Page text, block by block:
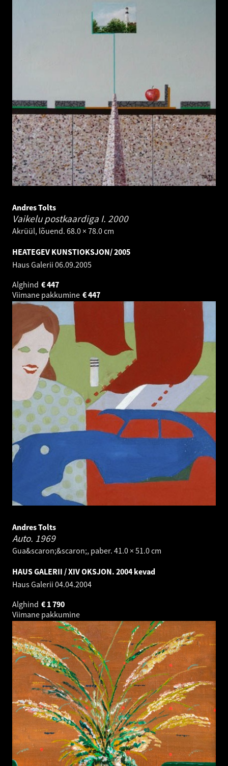
Andres Tolts
Vaikelu postkaardiga I. 2000
Akrüül, lõuend. 68.0 × 78.0 cm
HEATEGEV KUNSTIOKSJON/ 2005
Haus Galerii 06.09.2005
Alghind
447
€
Viimane pakkumine
447
€
Andres Tolts
Auto. 1969
Gua&scaron;&scaron;, paber. 41.0 × 51.0 cm
HAUS GALERII / XIV OKSJON. 2004 kevad
Haus Galerii 04.04.2004
Alghind
1 790
€
Viimane pakkumine